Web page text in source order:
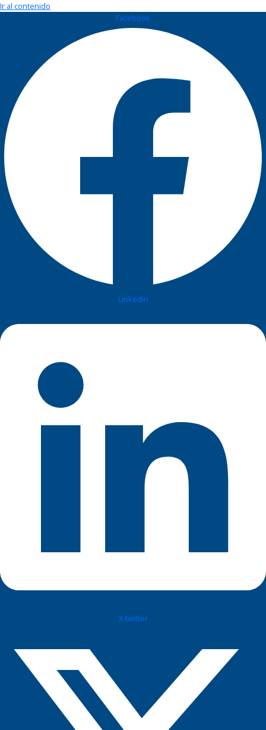
Ir al contenido
Facebook
Linkedin
X-twitter